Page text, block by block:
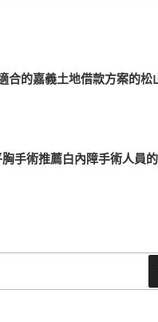
合的嘉義土地借款方案的松
手術推薦白內障手術人員